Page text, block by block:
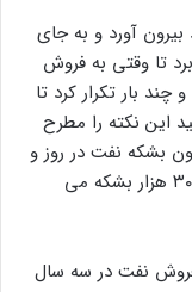
بیرون آورد و به جای
تا وقتی به فروش
بار تکرار کرد تا
این نکته را مطرح
بشکه نفت در روز و